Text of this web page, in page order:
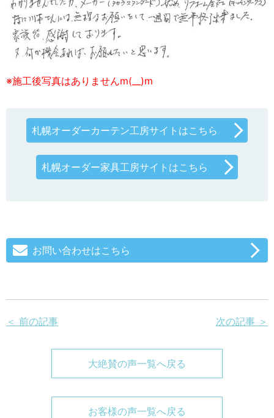
※施工後写真はありませんm(__)m
札幌オーダーカーテン工房サイトはこちら
札幌オーダー家具工房サイトはこちら
お問い合わせはこちら
＜ 前の記事 次の記事 ＞
大絶賛の声一覧へ戻る
お客様の声一覧へ戻る